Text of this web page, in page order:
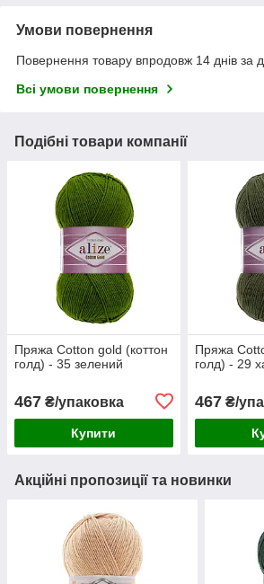
Умови повернення
Повернення товару впродовж 14 днів за
Всі умови повернення
Подібні товари компанії
Пряжа Cotton gold (коттон
голд) - 35 зелений
467 ₴/упаковка
Купити
Пряжа
голд) - 29
467₴/
Акційні пропозиції та новинки